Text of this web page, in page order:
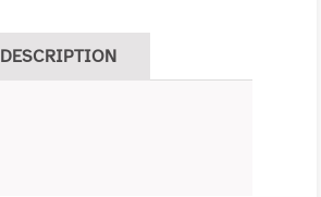
DESCRIPTION